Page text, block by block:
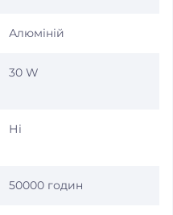
Алюміній
30 W
Ні
50000 годин